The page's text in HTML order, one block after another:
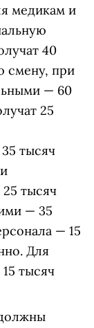
медикам и
40
смену, при
— 60
25
тысяч
тысяч
— 35
— 15
Для
тысяч